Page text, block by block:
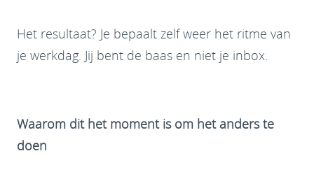
Het resultaat? Je bepaalt zelf weer het ritme van
je werkdag. Jij bent de baas en niet je inbox.
Waarom dit het moment is om het anders te
doen